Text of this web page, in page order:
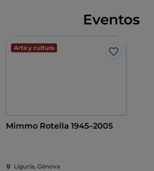
Eventos
Arte y cultura
Me gusta
Mimmo Rotella 1945–2005
Liguria, Génova